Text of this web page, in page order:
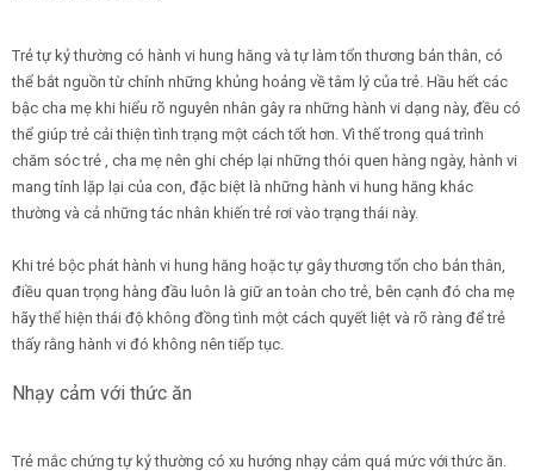
Trẻ tự kỷ thường có hành vi hung hăng và tự làm tổn thương bản thân, có
thể bắt nguồn từ chính những khủng hoảng về tâm lý của trẻ. Hầu hết các
bậc cha mẹ khi hiểu rõ nguyên nhân gây ra những hành vi dạng này, đều có
thể giúp trẻ cải thiện tình trạng một cách tốt hơn. Vì thế trong quá trình
chăm sóc trẻ , cha mẹ nên ghi chép lại những thói quen hàng ngày, hành vi
mang tính lặp lại của con, đặc biệt là những hành vi hung hăng khác
thường và cả những tác nhân khiến trẻ rơi vào trạng thái này.
Khi trẻ bộc phát hành vi hung hăng hoặc tự gây thương tổn cho bản thân,
điều quan trọng hàng đầu luôn là giữ an toàn cho trẻ, bên cạnh đó cha mẹ
hãy thể hiện thái độ không đồng tình một cách quyết liệt và rõ ràng để trẻ
thấy rằng hành vi đó không nên tiếp tục.
Nhạy cảm với thức ăn
Trẻ mắc chứng tự kỷ thường có xu hướng nhạy cảm quá mức với thức ăn.